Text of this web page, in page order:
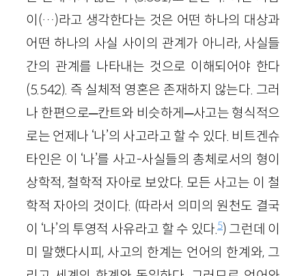
이(…)라고 생각한다는 것은 어떤 하나의 대상과
어떤 하나의 사실 사이의 관계가 아니라, 사실들
간의 관계를 나타내는 것으로 이해되어야 한다
(5.542). 즉 실체적 영혼은 존재하지 않는다. 그러
나 한편으로─칸트와 비슷하게─사고는 형식적으
로는 언제나 ‘나’의 사고라고 할 수 있다. 비트겐슈
타인은 이 ‘나’를 사고-사실들의 총체로서의 형이
상학적, 철학적 자아로 보았다. 모든 사고는 이 철
학적 자아의 것이다. (따라서 의미의 원천도 결국
이 ‘나’의 투영적 사유라고 할 수 있다.5) 그런데 이
미 말했다시피, 사고의 한계는 언어의 한계와, 그